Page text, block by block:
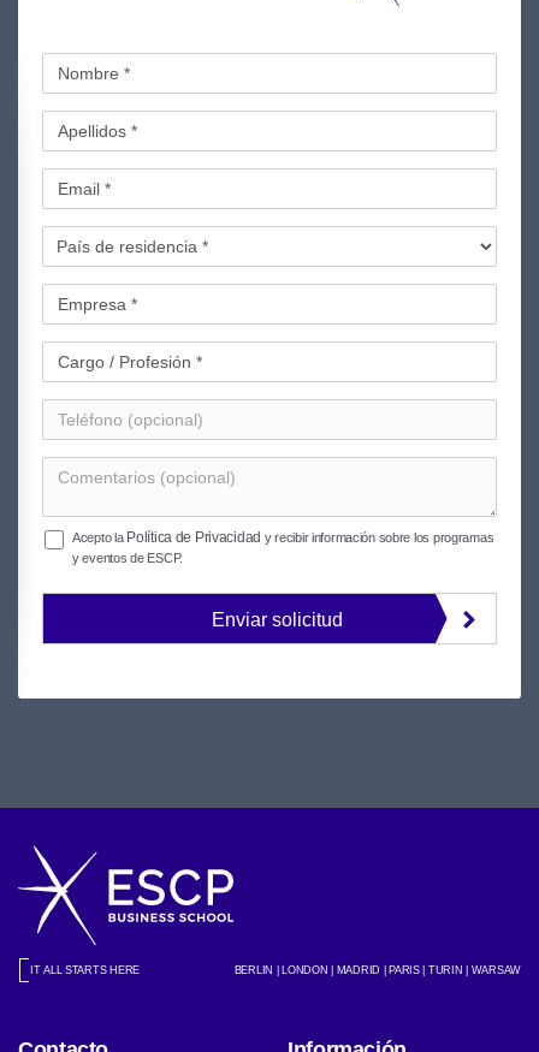
Acepto la Política de Privacidad y recibir información sobre los programas
y eventos de ESCP.
Enviar solicitud
IT ALL STARTS HERE BERLIN | LONDON | MADRID | PARIS | TURIN | WARSAW